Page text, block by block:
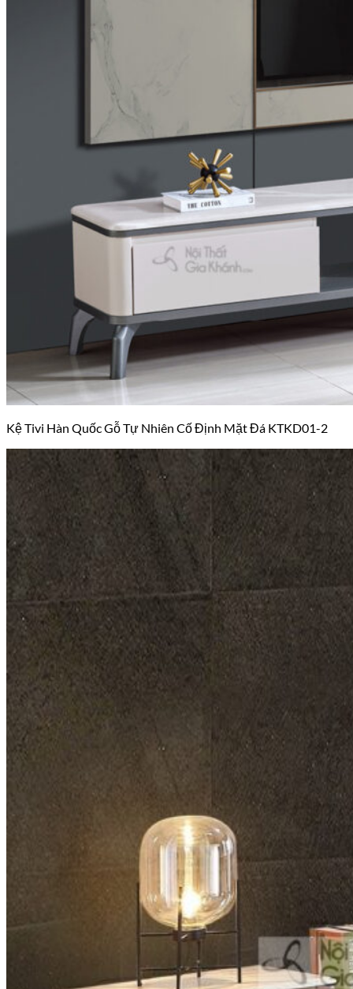
Kệ Tivi Hàn Quốc Gỗ Tự Nhiên Cố Định Mặt Đá KTKD01-2